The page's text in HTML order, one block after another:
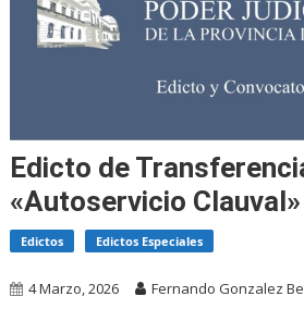
Edicto de
«Autoservicio Clauval»
Edictos Edictos Especiales
4 Marzo, 2026 Fernando Gonzalez